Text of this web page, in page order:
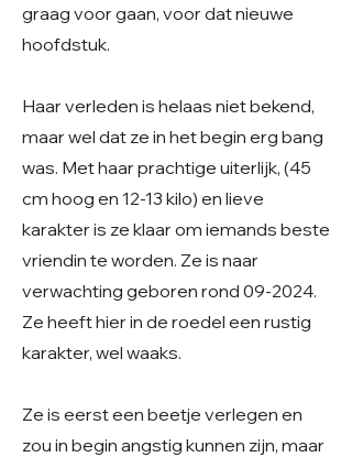
graag voor gaan, voor dat nieuwe
hoofdstuk.
Haar verleden is helaas niet bekend,
maar wel dat ze in het begin erg bang
was. Met haar prachtige uiterlijk, (45
cm hoog en 12-13 kilo) en lieve
karakter is ze klaar om iemands beste
vriendin te worden. Ze is naar
verwachting geboren rond 09-2024.
Ze heeft hier in de roedel een rustig
karakter, wel waaks.
Ze is eerst een beetje verlegen en
zou in begin angstig kunnen zijn, maar